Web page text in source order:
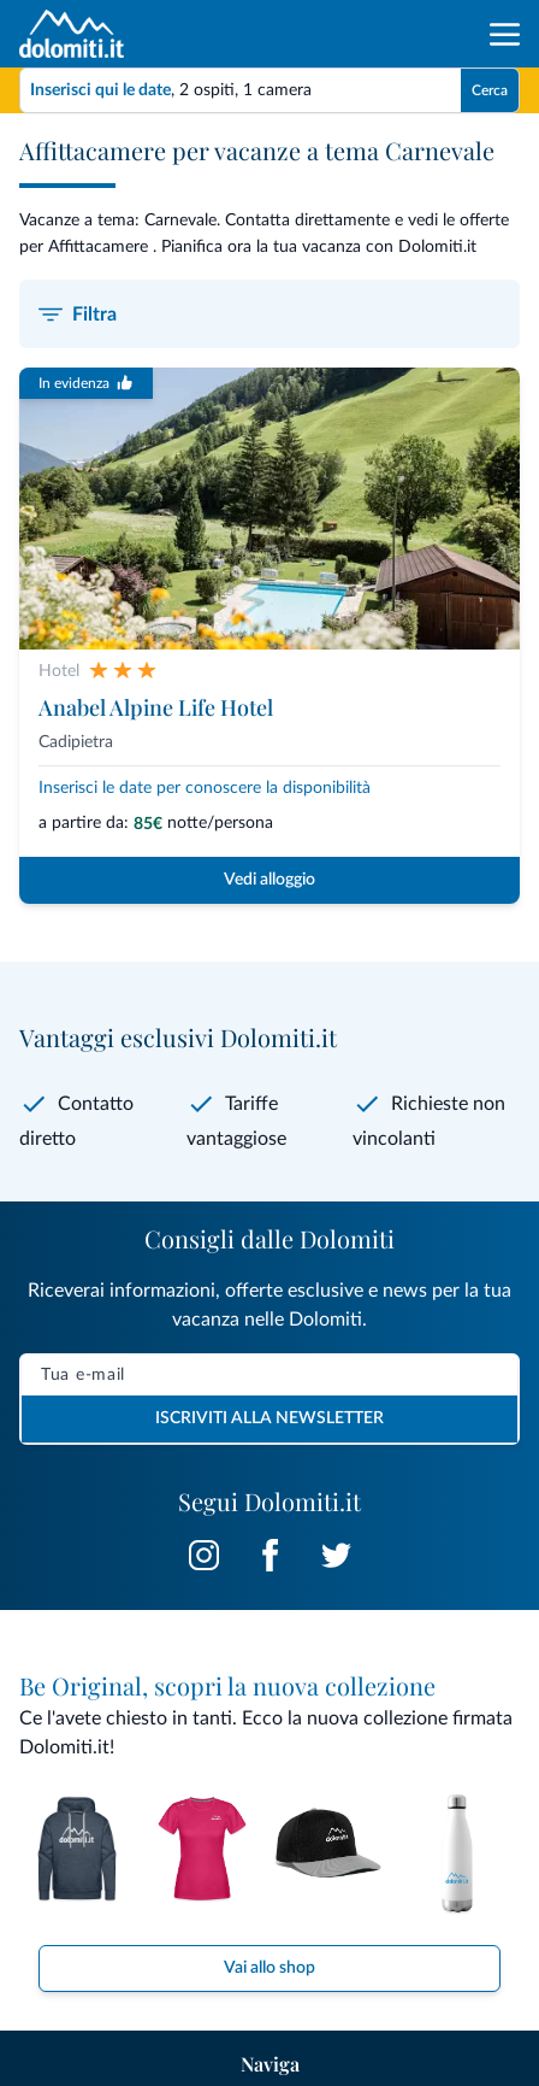
Inserisci qui le date, 2 ospiti, 1 camera Cerca
Affittacamere per vacanze a tema Carnevale
Vacanze a tema: Carnevale. Contatta direttamente e vedi le offerte
per Affittacamere . Pianifica ora la tua vacanza con Dolomiti.it
Filtra
In evidenza
Hotel
Anabel Alpine Life Hotel
Cadipietra
Inserisci le date per conoscere la disponibilità
a partire da: 85€ notte/persona
Vedi alloggio
Vantaggi esclusivi Dolomiti.it
Contatto
diretto
Tariffe
vantaggiose
Richieste non
vincolanti
Segui Dolomiti.it
Consigli dalle Dolomiti
Riceverai informazioni, offerte esclusive e news per la tua
vacanza nelle Dolomiti.
ISCRIVITI ALLA NEWSLETTER
Be Original, scopri la nuova collezione
Ce l'avete chiesto in tanti. Ecco la nuova collezione firmata
Dolomiti.it!
Vai allo shop
Naviga